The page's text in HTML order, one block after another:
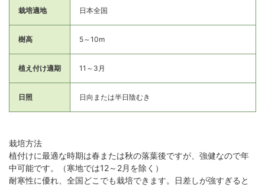
栽培適地 日本全国
樹高 5～10m
植え付け適期 11～3月
日照 日向または半日陰むき
栽培方法
植付けに最適な時期は春または秋の落葉後ですが、強健なので年
中可能です。（寒地では12～2月を除く）
耐寒性に優れ、全国どこでも栽培できます。日差しが強すぎると